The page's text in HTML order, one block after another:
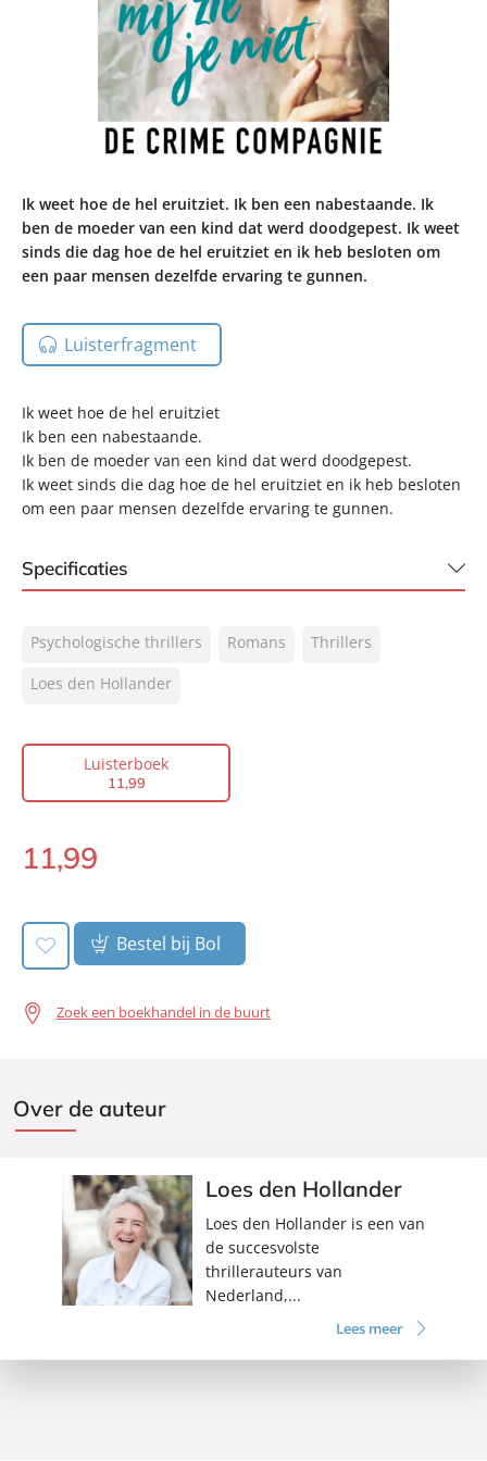
Ik weet hoe de hel eruitziet. Ik ben een nabestaande. Ik
ben de moeder van een kind dat werd doodgepest. Ik weet
sinds die dag hoe de hel eruitziet en ik heb besloten om
een paar mensen dezelfde ervaring te gunnen.
Luisterfragment
Ik weet hoe de hel eruitziet
Ik ben een nabestaande.
Ik ben de moeder van een kind dat werd doodgepest.
Ik weet sinds die dag hoe de hel eruitziet en ik heb besloten
om een paar mensen dezelfde ervaring te gunnen.
Specificaties
NUR:
332
Type:
Voorlezer:
Inge Ipenburg, Eva Damen
Duur:
7 uur en 12 minuten
Verschijningsdatum:
Psychologische thrillers Romans
Thrillers
Loes den Hollander
Luisterboek
11,99
Luisterboek:
11,99
Bestel bij Bol
Zoek een boekhandel in de buurt
Over de auteur
Loes den Hollander
Loes den Hollander is een van
de succesvolste
thrillerauteurs van
Nederland,...
Lees meer